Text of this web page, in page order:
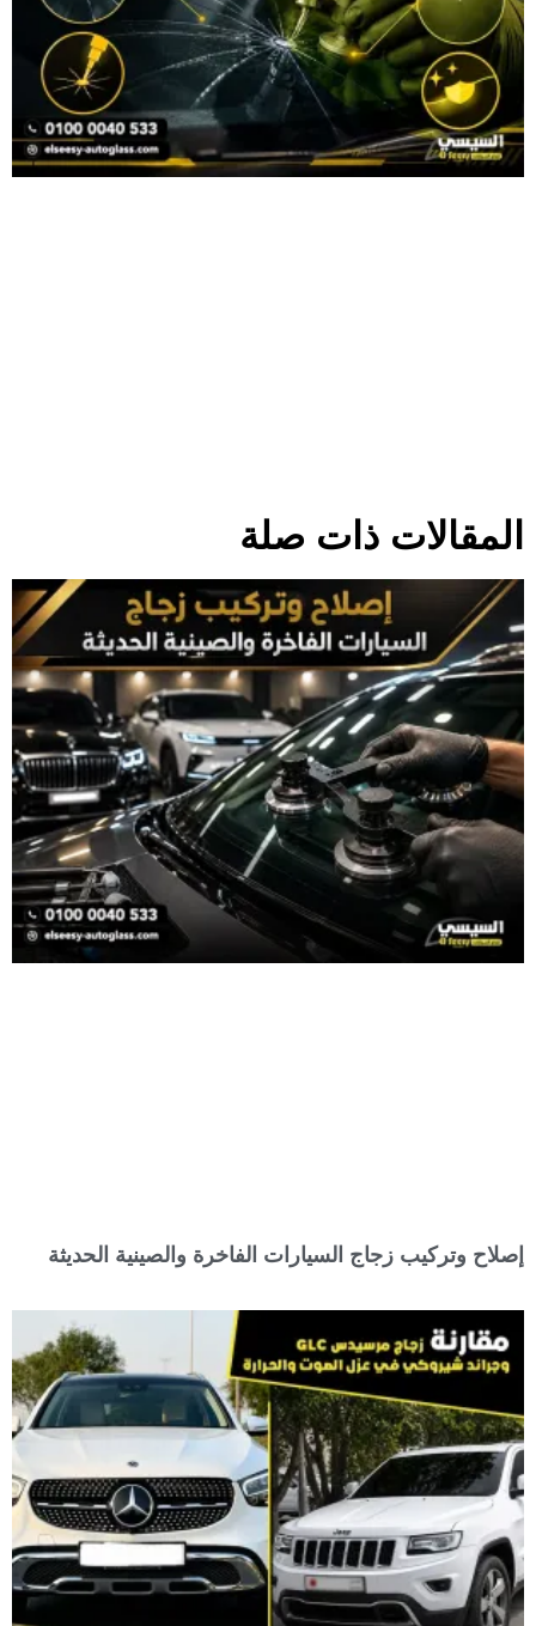
المقالات ذات صلة
إصلاح وتركيب زجاج السيارات الفاخرة والصينية الحديثة